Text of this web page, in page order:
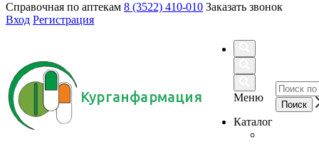
Справочная по аптекам 8 (3522) 410-010 Заказать звонок
Вход Регистрация
Курганфармация
Меню
Каталог